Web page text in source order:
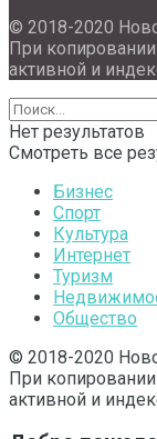
© 2018-2020
При копировании
активной и
Нет результатов
Смотреть все
Бизнес
Спорт
Культура
Интернет
Туризм
Общество
© 2018-2020
При копировании
активной и